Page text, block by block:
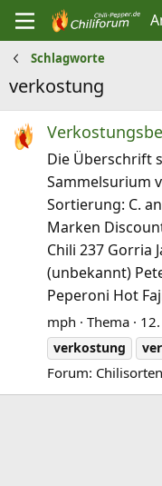
Schlagworte
verkostung
Die Überschrift
Sammelsurium
Sortierung: C.
Marken
Chili 237 Gorria
(unbekannt)
Peperoni Hot
mph Thema
verkostung
Forum: Chilisorten